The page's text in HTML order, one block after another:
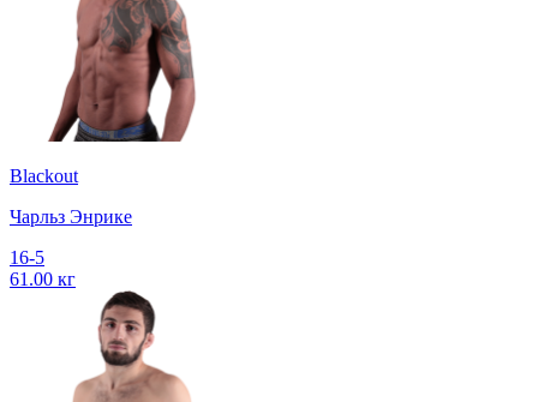
Blackout
Чарльз Энрике
16-5
61.00 кг